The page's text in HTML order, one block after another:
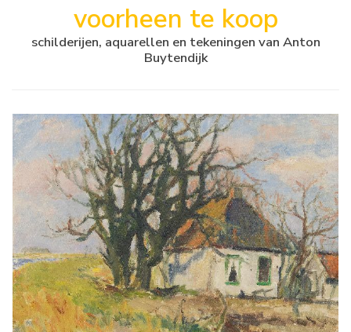
voorheen te koop
schilderijen, aquarellen en tekeningen van Anton
Buytendijk